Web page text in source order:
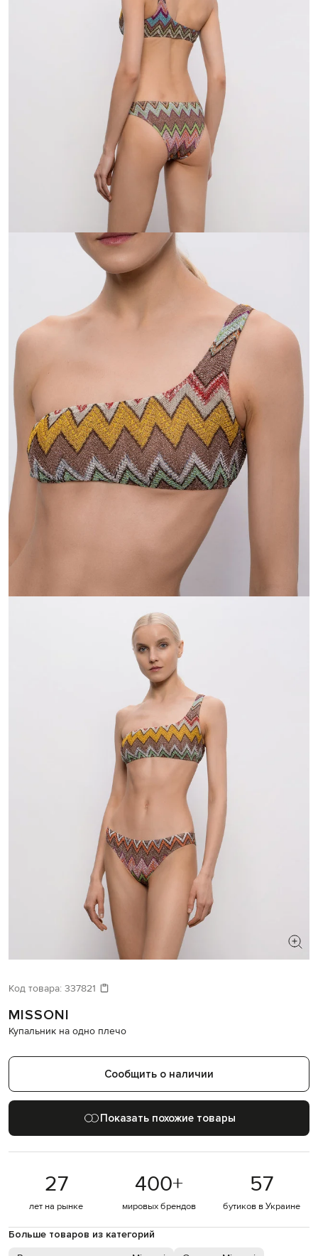
Давайте подберем что-то еще
Код товара: 337821
MISSONI
Купальник на одно плечо
Сообщить о наличии
Показать похожие товары
27
лет на рынке
400+
мировых брендов
57
бутиков в Украине
Больше товаров из категорий